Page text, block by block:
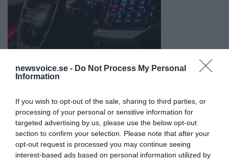
newsvoice.se - Do Not Process My Personal
Information
If you wish to opt-out of the sale, sharing to third parties, or
processing of your personal or sensitive information for
targeted advertising by us, please use the below opt-out
section to confirm your selection. Please note that after your
opt-out request is processed you may continue seeing
interest-based ads based on personal information utilized by